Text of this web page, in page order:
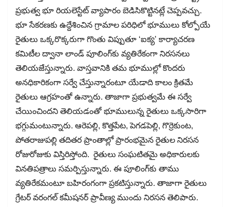
ప్రభుత్వ భూ రియలెస్టేట్​ వ్యాపారం బెడిసికొట్టినట్లే చెప్పవచ్చు.
భూ సేకరణకు ఉద్దేశించిన గ్రామాల పరిధిలో భూములు కోల్పోయే
రైతులు ఒక్కరొక్కరుగా గొంతు విప్పుతూ ‘ఐక్య’ కార్యాచరణ
కమిటీల ద్వానా లాండ్​ పూలింగ్​కు వ్యతిరేకంగా నిరసనలు
తెలియజేస్తున్నారు. వాస్తవానికి తమ భూముల్లో కొందరు
అనధికారికంగా సర్వే చేస్తున్నారంటూ యేడాది కాలం క్రితమే
రైతులు ఆగ్రహంతో ఉన్నారు. తాజాగా ప్రభుత్వమే ఈ సర్వే
చేయించిందని తెలియడంతో భూములున్న రైతులు ఒక్కసారిగా
భగ్గుమంటున్నారు. ఆరెపల్లి, కొత్తపేట, పెగడపెల్లి, గొర్రెకుంట,
పోతరాజుపల్లి తదితర ప్రాంతాల్లో ప్రారంభమైన రైతుల నిరసన
రోజురోజుకు విస్తిరిస్తోంది. రైతులు సంఘటితమై అధికారులకు
వినతిపత్రాలు సమర్పిస్తున్నారు. ఈ పూలింగ్​కు తాము
వ్యతిరేకమంటూ బహిరంగంగా ప్రకటిస్తున్నారు. తాజాగా రైతులు
గ్రేటర్​ వరంగల్​ కమీషనర్​ ప్రావీణ్య ముందు నిరసన తెలిపారు.